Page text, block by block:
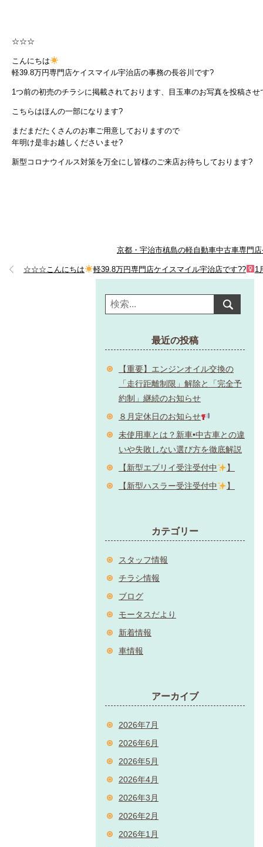
☆☆☆
こんにちは
軽39.8万円専門店ケイスマイル宇治店の事務の長谷川です?
1つ前の初売のチラシに掲載されております、目玉車のお写真を投稿させ
こちらはほんの一部になります?
まだまだたくさんのお車ご用意しておりますので
年明け是非お越しくださいませ?
新型コロナウイルス対策を万全にし皆様のご来店お待ちしております?
京都・宇治市槙島の軽自動車中古車専門
☆☆☆こんにちは 軽39.8万円専門店ケイスマイル宇治店です??‍ 1
最近の投稿
【重要】エンジンオイル交換の
「走行距離制限」解除と「完全予
約制」継続のお知らせ
８月定休日のお知らせ
未使用車とは？新車•中古車との違
いや失敗しない選び方を徹底解説
【新型エブリイ受注受付中
】
【新型ハスラー受注受付中
】
カテゴリー
スタッフ情報
チラシ情報
ブログ
モータスだより
新着情報
車情報
アーカイブ
2026年7月
2026年6月
2026年5月
2026年4月
2026年3月
2026年2月
2026年1月